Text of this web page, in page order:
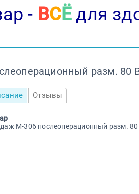
- ВСЁдля
разм. 80
Отзывы
М-306 послеоперационный разм. 80